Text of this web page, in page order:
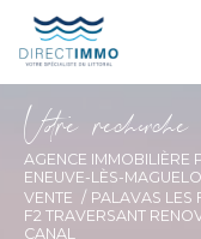
Vore recece
AGENCE IMMOBILIÈRE
ENEUVE-LÈS-
VENTE
PALAVAS LES
F2 TRAVERSANT
CANAL